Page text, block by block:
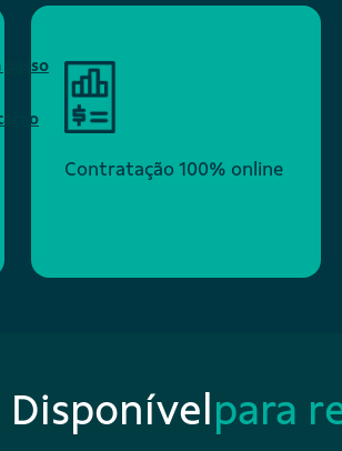
passo
Contratação 100% online
Disponívelpara